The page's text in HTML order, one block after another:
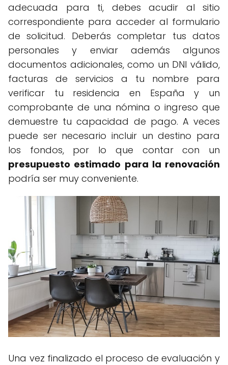
adecuada para ti, debes acudir al sitio
correspondiente para acceder al formulario
de solicitud. Deberás completar tus datos
personales y enviar además algunos
documentos adicionales, como un DNI válido,
facturas de servicios a tu nombre para
verificar tu residencia en España y un
comprobante de una nómina o ingreso que
demuestre tu capacidad de pago. A veces
puede ser necesario incluir un destino para
los fondos, por lo que contar con un
presupuesto estimado para la renovación
podría ser muy conveniente.
Una vez finalizado el proceso de evaluación y